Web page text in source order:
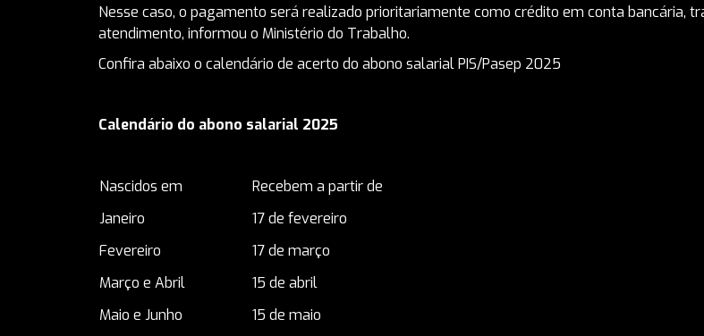
Nesse caso, o pagamento será realizado prioritariamente como crédito em conta bancária,
atendimento, informou o Ministério do Trabalho.
Confira abaixo o calendário de acerto do abono salarial PIS/Pasep 2025
Calendário do abono salarial 2025
Nascidos em
Recebem a partir de
Janeiro
17 de fevereiro
Fevereiro
17 de março
Março e Abril
15 de abril
Maio e Junho
15 de maio